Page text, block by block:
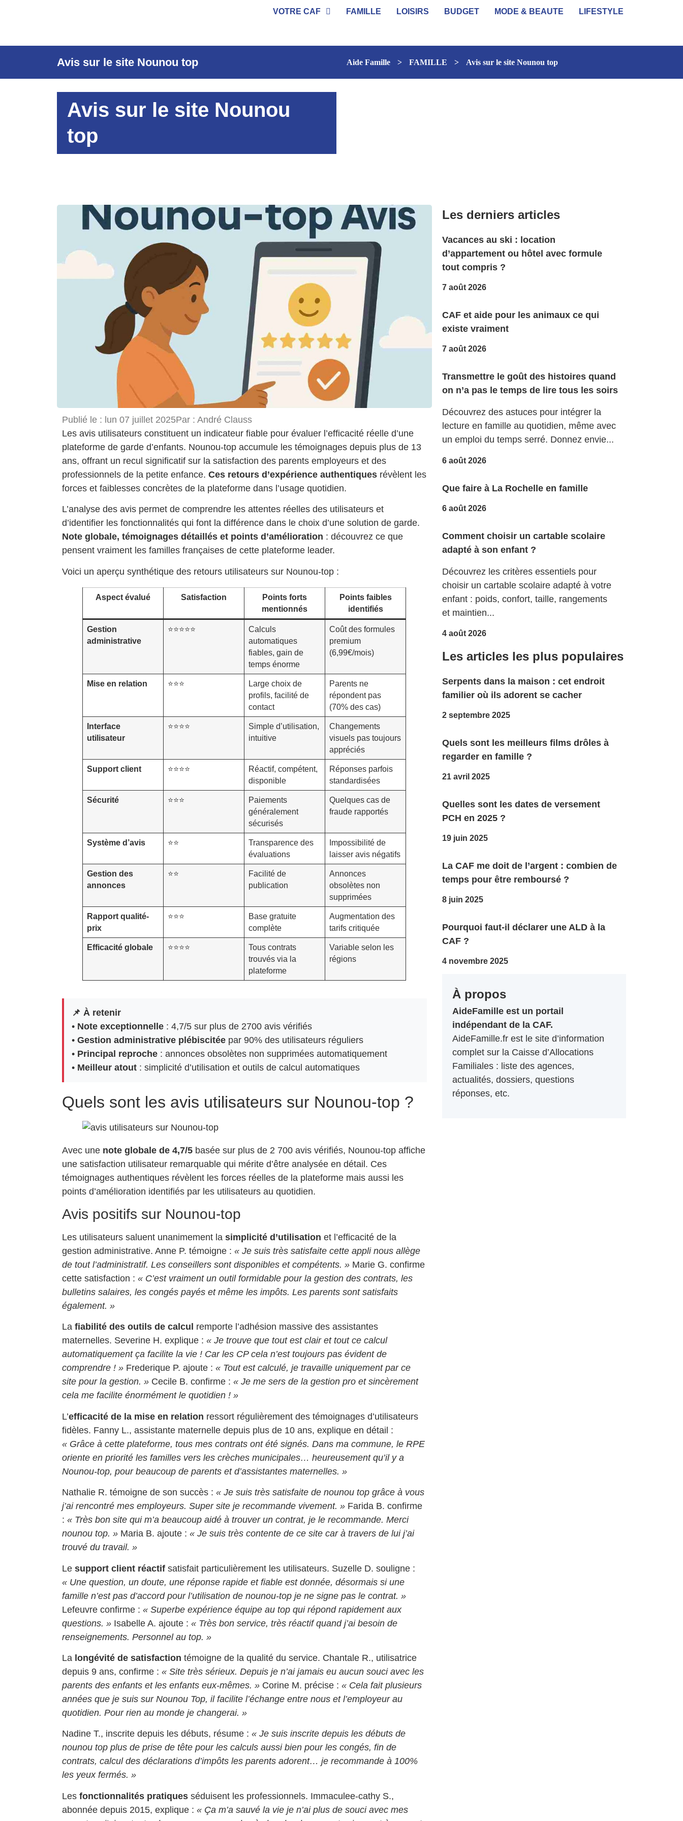
VOTRE CAF FAMILLE LOISIRS BUDGET MODE & BEAUTE LIFESTYLE
Avis sur le site Nounou top Aide Famille > FAMILLE > Avis sur le site Nounou top
Avis sur le site Nounou
top
Publié le : lun 07 juillet 2025Par : André Clauss
Les avis utilisateurs constituent un indicateur fiable pour évaluer l’efficacité réelle d’une
plateforme de garde d’enfants. Nounou-top accumule les témoignages depuis plus de 13
ans, offrant un recul significatif sur la satisfaction des parents employeurs et des
professionnels de la petite enfance. Ces retours d’expérience authentiques révèlent les
forces et faiblesses concrètes de la plateforme dans l’usage quotidien.
L’analyse des avis permet de comprendre les attentes réelles des utilisateurs et
d’identifier les fonctionnalités qui font la différence dans le choix d’une solution de garde.
Note globale, témoignages détaillés et points d’amélioration : découvrez ce que
pensent vraiment les familles françaises de cette plateforme leader.
Voici un aperçu synthétique des retours utilisateurs sur Nounou-top :
Aspect évalué Satisfaction
Points forts
mentionnés
Points faibles
identifiés
Gestion
administrative
⭐⭐⭐⭐⭐
Calculs
automatiques
fiables, gain de
temps énorme
Coût des formules
premium
(6,99€/mois)
Mise en relation ⭐⭐⭐
Large choix de
profils, facilité de
contact
Parents ne
répondent pas
(70% des cas)
Interface
utilisateur
⭐⭐⭐⭐
Simple d’utilisation,
intuitive
Changements
visuels pas toujours
appréciés
Support client ⭐⭐⭐⭐
Réactif, compétent,
disponible
Réponses parfois
standardisées
Sécurité ⭐⭐⭐
Paiements
généralement
sécurisés
Quelques cas de
fraude rapportés
Système d’avis ⭐⭐
Transparence des
évaluations
Impossibilité de
laisser avis négatifs
Gestion des
annonces
⭐⭐
Facilité de
publication
Annonces
obsolètes non
supprimées
Rapport qualité-
prix
⭐⭐⭐
Base gratuite
complète
Augmentation des
tarifs critiquée
Efficacité globale ⭐⭐⭐⭐
Tous contrats
trouvés via la
plateforme
Variable selon les
régions
📌 À retenir
• Note exceptionnelle : 4,7/5 sur plus de 2700 avis vérifiés
• Gestion administrative plébiscitée par 90% des utilisateurs réguliers
• Principal reproche : annonces obsolètes non supprimées automatiquement
• Meilleur atout : simplicité d’utilisation et outils de calcul automatiques
Quels sont les avis utilisateurs sur Nounou-top ?
Avec une note globale de 4,7/5 basée sur plus de 2 700 avis vérifiés, Nounou-top affiche
une satisfaction utilisateur remarquable qui mérite d’être analysée en détail. Ces
témoignages authentiques révèlent les forces réelles de la plateforme mais aussi les
points d’amélioration identifiés par les utilisateurs au quotidien.
Avis positifs sur Nounou-top
Les utilisateurs saluent unanimement la simplicité d’utilisation et l’efficacité de la
gestion administrative. Anne P. témoigne : « Je suis très satisfaite cette appli nous allège
de tout l’administratif. Les conseillers sont disponibles et compétents. » Marie G. confirme
cette satisfaction : « C’est vraiment un outil formidable pour la gestion des contrats, les
bulletins salaires, les congés payés et même les impôts. Les parents sont satisfaits
également. »
La fiabilité des outils de calcul remporte l’adhésion massive des assistantes
maternelles. Severine H. explique : « Je trouve que tout est clair et tout ce calcul
automatiquement ça facilite la vie ! Car les CP cela n’est toujours pas évident de
comprendre ! » Frederique P. ajoute : « Tout est calculé, je travaille uniquement par ce
site pour la gestion. » Cecile B. confirme : « Je me sers de la gestion pro et sincèrement
cela me facilite énormément le quotidien ! »
L’efficacité de la mise en relation ressort régulièrement des témoignages d’utilisateurs
fidèles. Fanny L., assistante maternelle depuis plus de 10 ans, explique en détail :
« Grâce à cette plateforme, tous mes contrats ont été signés. Dans ma commune, le RPE
oriente en priorité les familles vers les crèches municipales… heureusement qu’il y a
Nounou-top, pour beaucoup de parents et d’assistantes maternelles. »
Nathalie R. témoigne de son succès : « Je suis très satisfaite de nounou top grâce à vous
j’ai rencontré mes employeurs. Super site je recommande vivement. » Farida B. confirme
: « Très bon site qui m’a beaucoup aidé à trouver un contrat, je le recommande. Merci
nounou top. » Maria B. ajoute : « Je suis très contente de ce site car à travers de lui j’ai
trouvé du travail. »
Le support client réactif satisfait particulièrement les utilisateurs. Suzelle D. souligne :
« Une question, un doute, une réponse rapide et fiable est donnée, désormais si une
famille n’est pas d’accord pour l’utilisation de nounou-top je ne signe pas le contrat. »
Lefeuvre confirme : « Superbe expérience équipe au top qui répond rapidement aux
questions. » Isabelle A. ajoute : « Très bon service, très réactif quand j’ai besoin de
renseignements. Personnel au top. »
La longévité de satisfaction témoigne de la qualité du service. Chantale R., utilisatrice
depuis 9 ans, confirme : « Site très sérieux. Depuis je n’ai jamais eu aucun souci avec les
parents des enfants et les enfants eux-mêmes. » Corine M. précise : « Cela fait plusieurs
années que je suis sur Nounou Top, il facilite l’échange entre nous et l’employeur au
quotidien. Pour rien au monde je changerai. »
Nadine T., inscrite depuis les débuts, résume : « Je suis inscrite depuis les débuts de
nounou top plus de prise de tête pour les calculs aussi bien pour les congés, fin de
contrats, calcul des déclarations d’impôts les parents adorent… je recommande à 100%
les yeux fermés. »
Les fonctionnalités pratiques séduisent les professionnels. Immaculee-cathy S.,
abonnée depuis 2015, explique : « Ça m’a sauvé la vie je n’ai plus de souci avec mes
Les derniers articles
Vacances au ski : location
d’appartement ou hôtel avec formule
tout compris ?
7 août 2026
CAF et aide pour les animaux ce qui
existe vraiment
7 août 2026
Transmettre le goût des histoires quand
on n’a pas le temps de lire tous les soirs
Découvrez des astuces pour intégrer la
lecture en famille au quotidien, même avec
un emploi du temps serré. Donnez envie...
6 août 2026
Que faire à La Rochelle en famille
6 août 2026
Comment choisir un cartable scolaire
adapté à son enfant ?
Découvrez les critères essentiels pour
choisir un cartable scolaire adapté à votre
enfant : poids, confort, taille, rangements
et maintien...
4 août 2026
Les articles les plus populaires
Serpents dans la maison : cet endroit
familier où ils adorent se cacher
2 septembre 2025
Quels sont les meilleurs films drôles à
regarder en famille ?
21 avril 2025
Quelles sont les dates de versement
PCH en 2025 ?
19 juin 2025
La CAF me doit de l’argent : combien de
temps pour être remboursé ?
8 juin 2025
Pourquoi faut-il déclarer une ALD à la
CAF ?
4 novembre 2025
À propos
AideFamille est un portail
indépendant de la CAF.
AideFamille.fr est le site d’information
complet sur la Caisse d’Allocations
Familiales : liste des agences,
actualités, dossiers, questions
réponses, etc.